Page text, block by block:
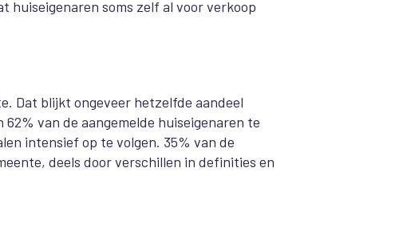
huiseigenaren soms zelf al voor verkoop
Dat blijkt ongeveer hetzelfde aandeel
van de aangemelde huiseigenaren te
intensief op te volgen. 35% van de
deels door verschillen in definities en